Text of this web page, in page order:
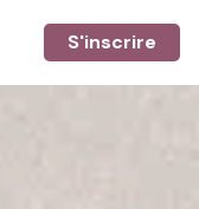
S'inscrire